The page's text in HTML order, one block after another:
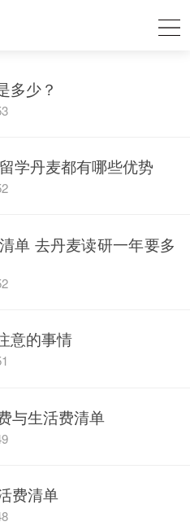
多少？
学丹麦都有哪些优势
单 去丹麦读研一年要多
意的事情
与生活费清单
费清单